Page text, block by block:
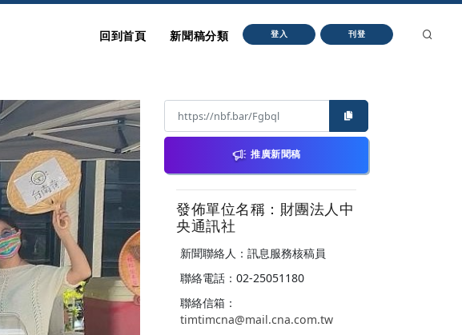
回到首頁 新聞稿分類 登入 刊登
推廣新聞稿
發佈單位名稱：財團法人中
央通訊社
新聞聯絡人：訊息服務核稿員
聯絡電話：02-25051180
聯絡信箱：
timtimcna@mail.cna.com.tw